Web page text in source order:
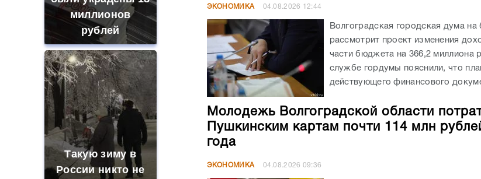
миллионов
рублей
Такую зиму в
России никто не
ЭКОНОМИКА 04.08.2026 12:44
Волгоградская городская дума
рассмотрит проект изменения
части бюджета на 366,2 миллиона
службе гордумы пояснили, что
действующего финансового
Молодежь Волгоградской области
Пушкинским картам почти 114 млн
года
ЭКОНОМИКА 04.08.2026 09:36